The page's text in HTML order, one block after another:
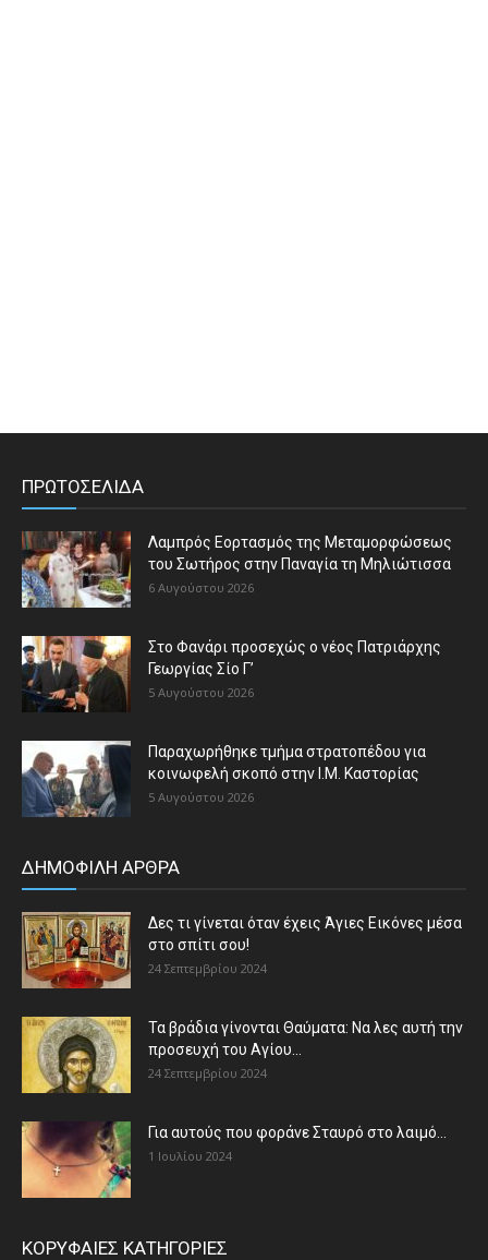
ΠΡΩΤΟΣΕΛΙΔΑ
Λαμπρός Εορτασμός της Μεταμορφώσεως
του Σωτήρος στην Παναγία τη Μηλιώτισσα
6 Αυγούστου 2026
Στο Φανάρι προσεχώς ο νέος Πατριάρχης
Γεωργίας Σίο Γ’
5 Αυγούστου 2026
Παραχωρήθηκε τμήμα στρατοπέδου για
κοινωφελή σκοπό στην Ι.Μ. Καστορίας
5 Αυγούστου 2026
ΔΗΜΟΦΙΛΗ ΑΡΘΡΑ
Δες τι γίνεται όταν έχεις Άγιες Εικόνες μέσα
στο σπίτι σου!
24 Σεπτεμβρίου 2024
Τα βράδια γίνονται Θαύματα: Να λες αυτή την
προσευχή του Αγίου...
24 Σεπτεμβρίου 2024
Για αυτούς που φοράνε Σταυρό στο λαιμό…
1 Ιουλίου 2024
ΚΟΡΥΦΑΙΕΣ ΚΑΤΗΓΟΡΙΕΣ